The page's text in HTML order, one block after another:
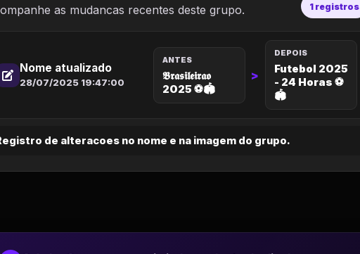
as mudancas recentes deste grupo. 1 registros
Nome atualizado
28/07/2025 19:47:00
ANTES
𝕭𝖗𝖆𝖘𝖎𝖑𝖊𝖎𝖗𝖆𝖔
2025 ⚽🏟️
>
DEPOIS
Futebol 2025
- 24 Horas ⚽
🏟️
de alteracoes no nome e na imagem do grupo.